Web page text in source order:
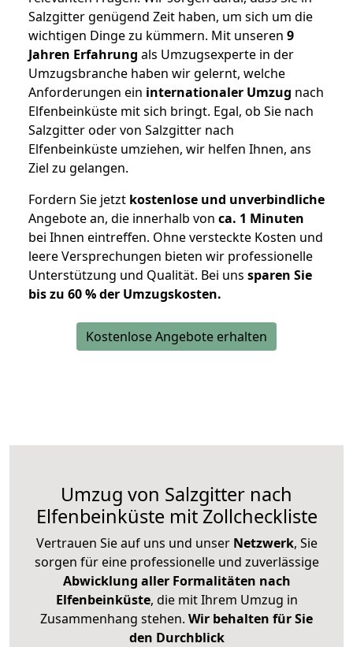
Salzgitter genügend Zeit haben, um sich um die
wichtigen Dinge zu kümmern. Mit unseren 9
Jahren Erfahrung als Umzugsexperte in der
Umzugsbranche haben wir gelernt, welche
Anforderungen ein internationaler Umzug nach
Elfenbeinküste mit sich bringt. Egal, ob Sie nach
Salzgitter oder von Salzgitter nach
Elfenbeinküste umziehen, wir helfen Ihnen, ans
Ziel zu gelangen.
Fordern Sie jetzt kostenlose und unverbindliche
Angebote an, die innerhalb von ca. 1 Minuten
bei Ihnen eintreffen. Ohne versteckte Kosten und
leere Versprechungen bieten wir professionelle
Unterstützung und Qualität. Bei uns sparen Sie
bis zu 60 % der Umzugskosten.
Kostenlose Angebote erhalten
Umzug von Salzgitter nach
Elfenbeinküste mit Zollcheckliste
Vertrauen Sie auf uns und unser Netzwerk, Sie
sorgen für eine professionelle und zuverlässige
Abwicklung aller Formalitäten nach
Elfenbeinküste, die mit Ihrem Umzug in
Zusammenhang stehen. Wir behalten für Sie
den Durchblick